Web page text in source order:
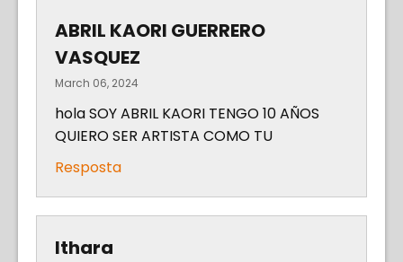
ABRIL KAORI GUERRERO
VASQUEZ
March 06, 2024
hola SOY ABRIL KAORI TENGO 10 AÑOS
QUIERO SER ARTISTA COMO TU
Resposta
Ithara